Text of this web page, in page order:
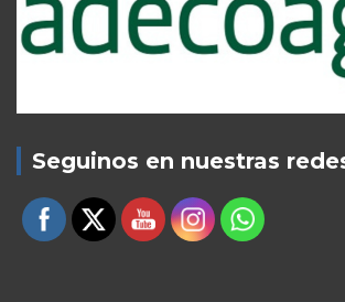
Seguinos en nuestras